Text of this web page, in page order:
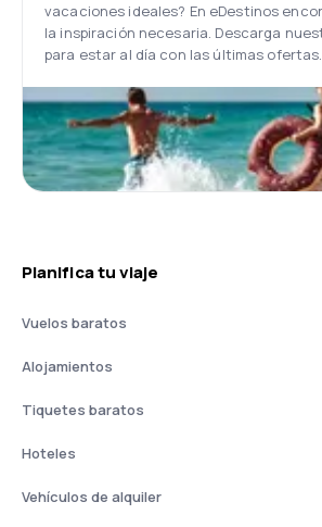
vacaciones ideales? En eDestinos
la inspiración necesaria. Descarga
para estar al día con las últimas ofertas.
Planifica tu viaje
Vuelos baratos
Alojamientos
Tiquetes baratos
Hoteles
Vehículos de alquiler